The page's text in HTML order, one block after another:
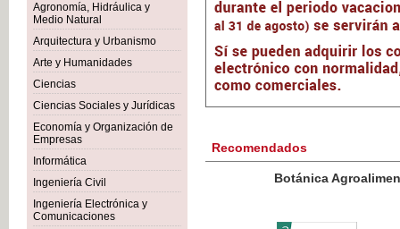
Agronomía, Hidráulica y
Medio Natural
Arquitectura y Urbanismo
Arte y Humanidades
Ciencias
Ciencias Sociales y Jurídicas
Economía y Organización de
Empresas
Informática
Ingeniería Civil
Ingeniería Electrónica y
Comunicaciones
Recomendados
Botánica Agroalimentaria